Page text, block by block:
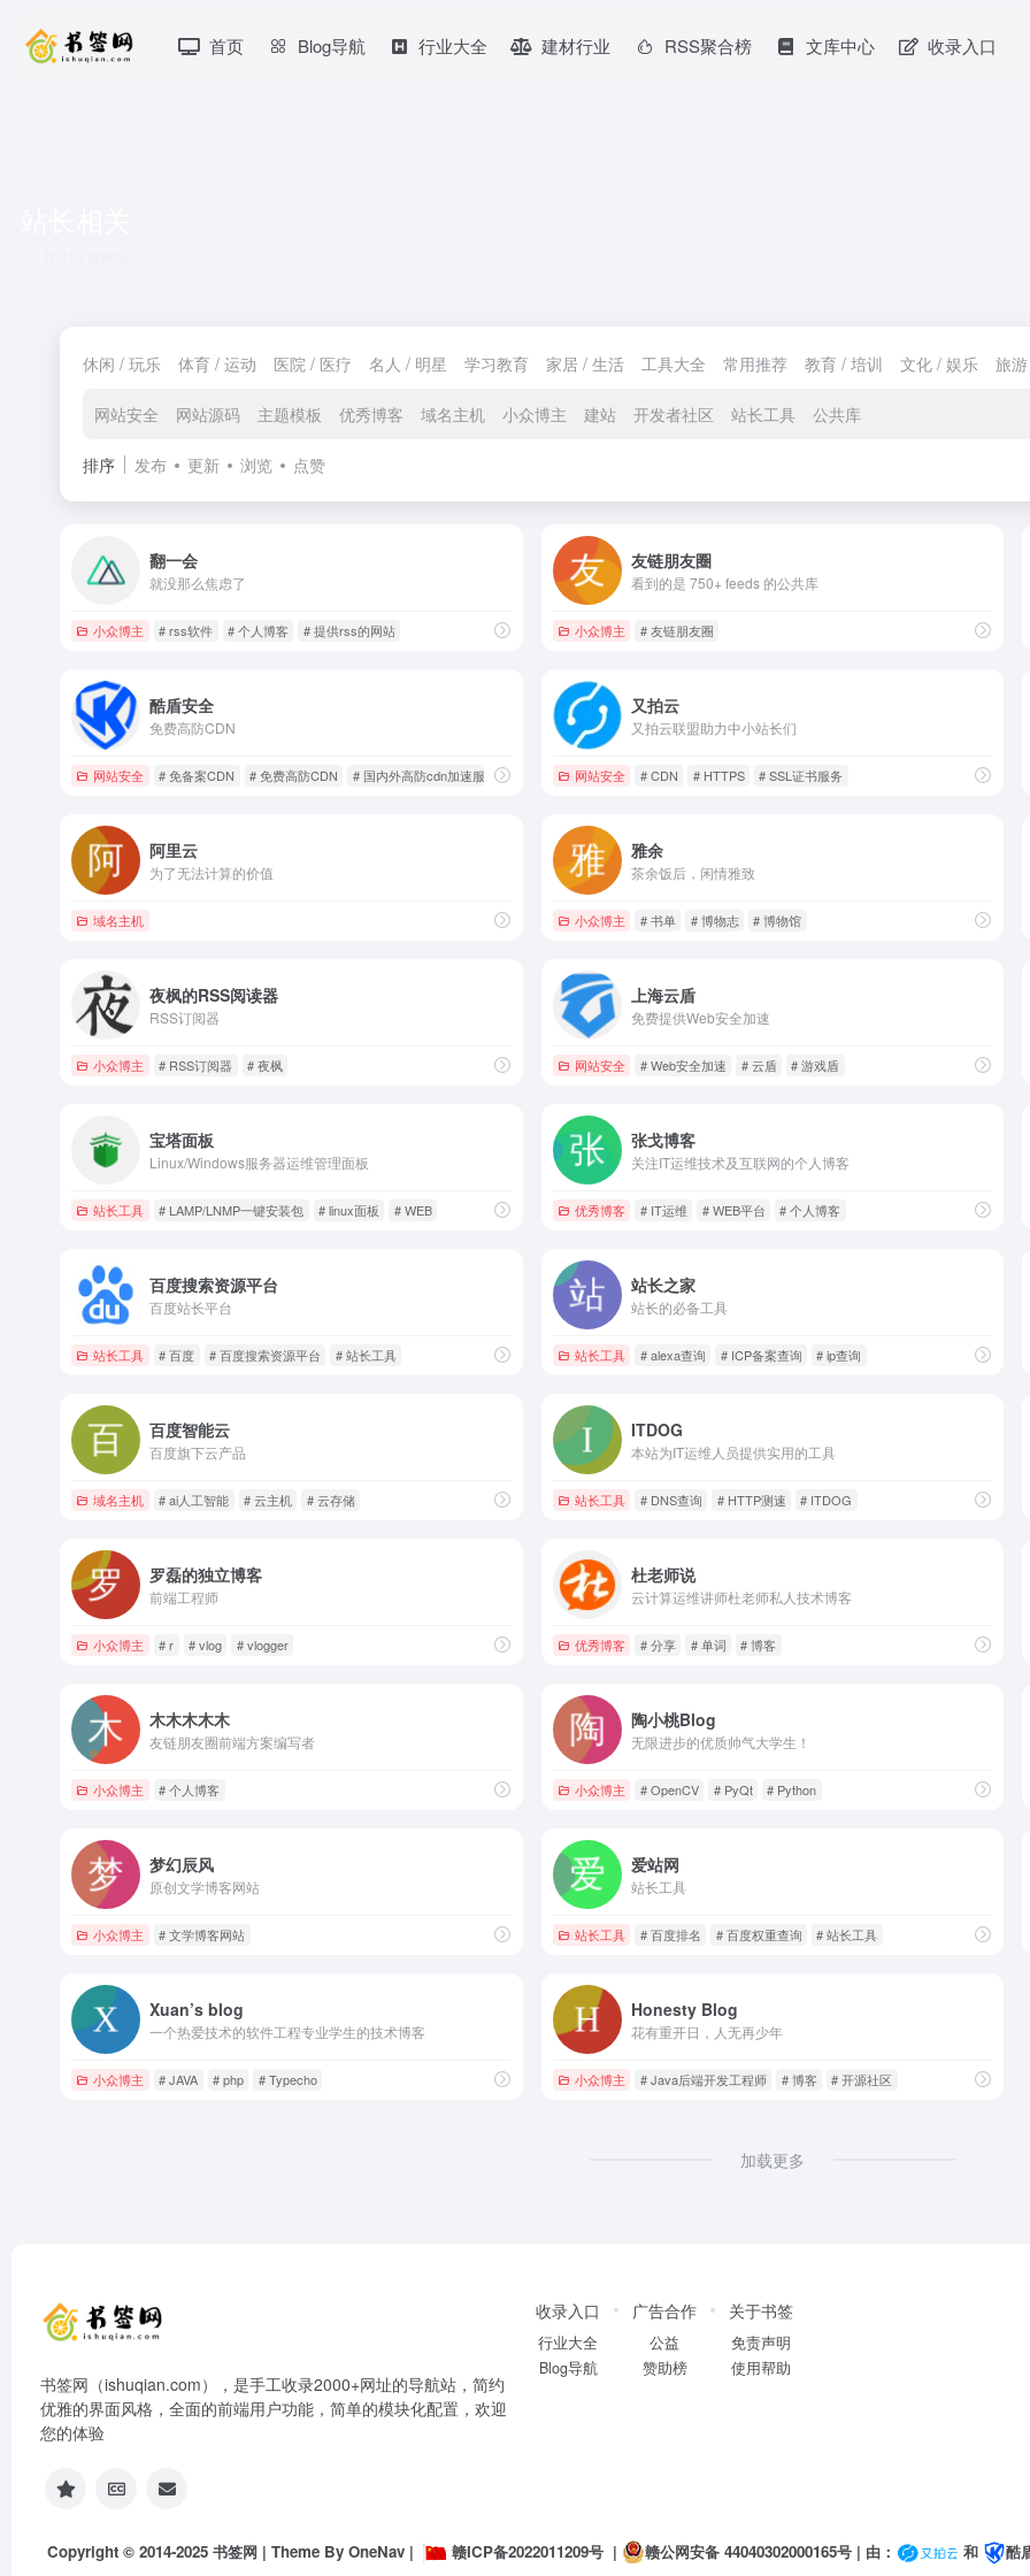
首页 Blog导航 行业大全 建材行业 RSS聚合榜 文库中心 收录入口
休闲 / 玩乐 体育 / 运动 医院 / 医疗 名人 / 明星 学习教育 家居 / 生活 工具大全 常用推荐 教育 / 培训 文化 / 娱乐 旅
网站安全 网站源码 主题模板 优秀博客 域名主机 小众博主 建站 开发者社区 站长工具 公共库
排序 发布 更新 浏览 点赞
翻一会
就没那么焦虑了
小众博主 # rss软件 # 个人博客 # 提供rss的网站
友链朋友圈
看到的是 750+ feeds 的公共库
小众博主 # 友链朋友圈
酷盾安全
免费高防CDN
网站安全 # 免备案CDN # 免费高防CDN # 国内外高防cdn加速服务
又拍云
又拍云联盟助力中小站长们
网站安全 # CDN # HTTPS # SSL证书服务
阿里云
为了无法计算的价值
域名主机
雅余
茶余饭后，闲情雅致
小众博主 # 书单 # 博物志 # 博物馆
夜枫的RSS阅读器
RSS订阅器
小众博主 # RSS订阅器 # 夜枫
上海云盾
免费提供Web安全加速
网站安全 # Web安全加速 # 云盾 # 游戏盾
宝塔面板
Linux/Windows服务器运维管理面板
站长工具 # LAMP/LNMP一键安装包 # linux面板 # WEB
张戈博客
关注IT运维技术及互联网的个人博客
优秀博客 # IT运维 # WEB平台 # 个人博客
百度搜索资源平台
百度站长平台
站长工具 # 百度 # 百度搜索资源平台 # 站长工具
站长之家
站长的必备工具
站长工具 # alexa查询 # ICP备案查询 # ip查询
百度智能云
百度旗下云产品
域名主机 # ai人工智能 # 云主机 # 云存储
ITDOG
本站为IT运维人员提供实用的工具
站长工具 # DNS查询 # HTTP测速 # ITDOG
罗磊的独立博客
前端工程师
小众博主 # r # vlog # vlogger
杜老师说
云计算运维讲师杜老师私人技术博客
优秀博客 # 分享 # 单词 # 博客
木木木木木
友链朋友圈前端方案编写者
小众博主 # 个人博客
陶小桃Blog
无限进步的优质帅气大学生！
小众博主 # OpenCV # PyQt # Python
梦幻辰风
原创文学博客网站
小众博主 # 文学博客网站
爱站网
站长工具
站长工具 # 百度排名 # 百度权重查询 # 站长工具
Xuan’s blog
一个热爱技术的软件工程专业学生的技术博客
小众博主 # JAVA # php # Typecho
Honesty Blog
花有重开日，人无再少年
小众博主 # Java后端开发工程师 # 博客 # 开源社区
加载更多
书签网（ishuqian.com），是手工收录2000+网址的导航站，简约
优雅的界面风格，全面的前端用户功能，简单的模块化配置，欢迎
您的体验
收录入口
行业大全
Blog导航
广告合作
公益
赞助榜
关于书签
免责声明
使用帮助
Copyright © 2014-2025 书签网 | Theme By OneNav | 赣ICP备2022011209号 | 赣公网安备 44040302000165号 | 由： 和 酷